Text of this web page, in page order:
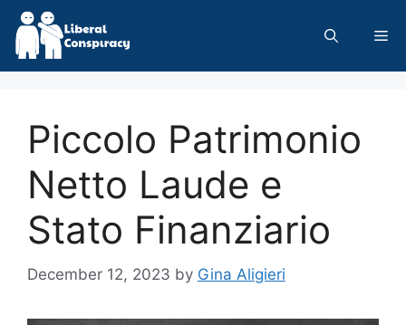
Skip
content
Piccolo Patrimonio
Netto Laude e
Stato Finanziario
December 12, 2023 by Gina Aligieri